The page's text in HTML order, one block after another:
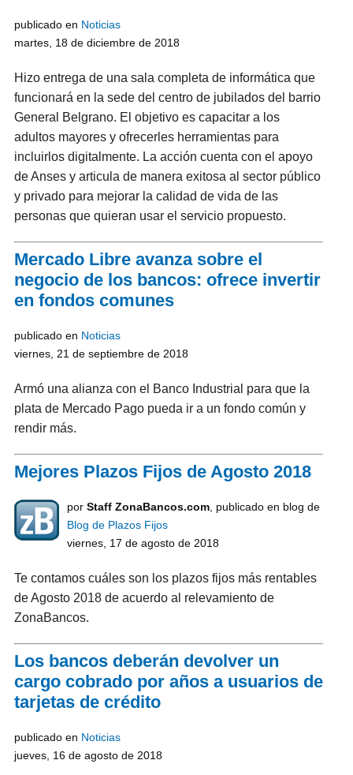
publicado en Noticias
martes, 18 de diciembre de 2018
Hizo entrega de una sala completa de informática que
funcionará en la sede del centro de jubilados del barrio
General Belgrano. El objetivo es capacitar a los
adultos mayores y ofrecerles herramientas para
incluirlos digitalmente. La acción cuenta con el apoyo
de Anses y articula de manera exitosa al sector público
y privado para mejorar la calidad de vida de las
personas que quieran usar el servicio propuesto.
Mercado Libre avanza sobre el
negocio de los bancos: ofrece invertir
en fondos comunes
publicado en Noticias
viernes, 21 de septiembre de 2018
Armó una alianza con el Banco Industrial para que la
plata de Mercado Pago pueda ir a un fondo común y
rendir más.
Mejores Plazos Fijos de Agosto 2018
por Staff ZonaBancos.com, publicado en blog de
Blog de Plazos Fijos
viernes, 17 de agosto de 2018
Te contamos cuáles son los plazos fijos más rentables
de Agosto 2018 de acuerdo al relevamiento de
ZonaBancos.
Los bancos deberán devolver un
cargo cobrado por años a usuarios de
tarjetas de crédito
publicado en Noticias
jueves, 16 de agosto de 2018